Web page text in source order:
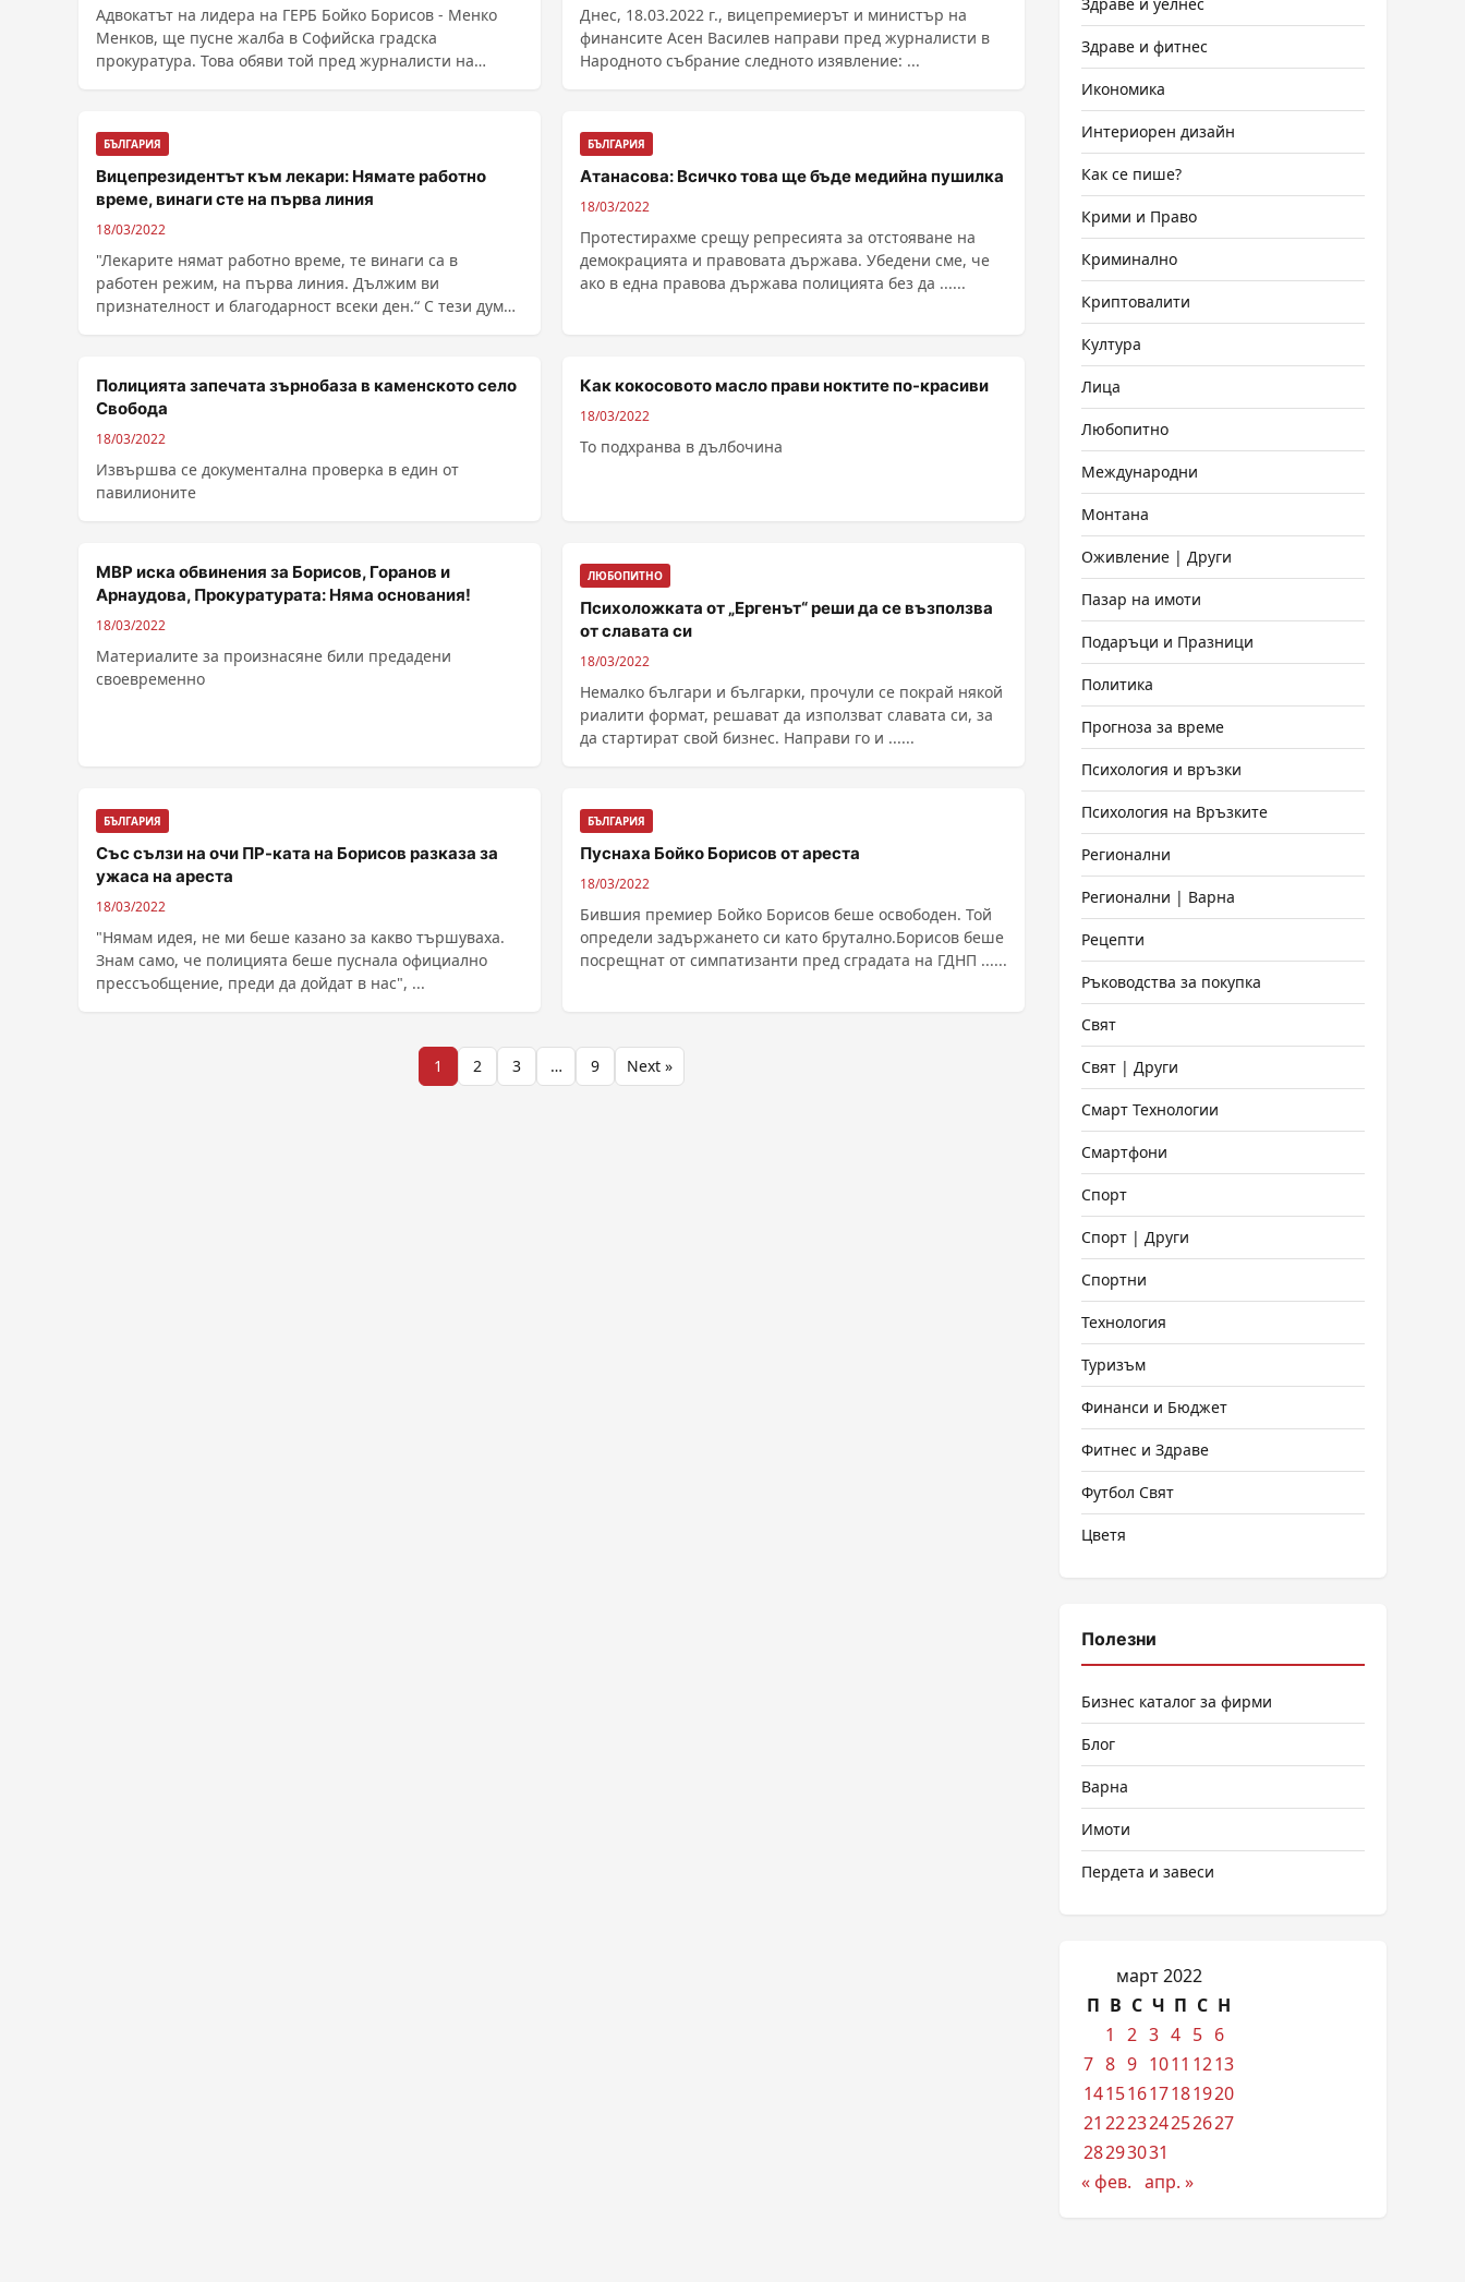
Адвокатът на лидера на ГЕРБ Бойко Борисов - Менко
Менков, ще пусне жалба в Софийска градска
прокуратура. Това обяви той пред журналисти на
Днес, 18.03.2022 г., вицепремиерът и министър на
финансите Асен Василев направи пред журналисти в
Народното събрание следното изявление: ...
БЪЛГАРИЯ
Вицепрезидентът към лекари: Нямате работно
време, винаги сте на първа линия
18/03/2022
"Лекарите нямат работно време, те винаги са в
работен режим, на първа линия. Дължим ви
признателност и благодарност всеки ден.“ С тези думи
БЪЛГАРИЯ
Атанасова: Всичко това ще бъде медийна пушилка
18/03/2022
Протестирахме срещу репресията за отстояване на
демокрацията и правовата държава. Убедени сме, че
ако в една правова държава полицията без да ......
Полицията запечата зърнобаза в каменското село
Свобода
18/03/2022
Извършва се документална проверка в един от
павилионите
Как кокосовото масло прави ноктите по-красиви
18/03/2022
То подхранва в дълбочина
МВР иска обвинения за Борисов, Горанов и
Арнаудова, Прокуратурата: Няма основания!
18/03/2022
Материалите за произнасяне били предадени
своевременно
ЛЮБОПИТНО
Психоложката от „Ергенът“ реши да се възползва
от славата си
18/03/2022
Немалко българи и българки, прочули се покрай някой
риалити формат, решават да използват славата си, за
да стартират свой бизнес. Направи го и ......
БЪЛГАРИЯ
Със сълзи на очи ПР-ката на Борисов разказа за
ужаса на ареста
18/03/2022
"Нямам идея, не ми беше казано за какво тършуваха.
Знам само, че полицията беше пуснала официално
прессъобщение, преди да дойдат в нас", ...
БЪЛГАРИЯ
Пуснаха Бойко Борисов от ареста
18/03/2022
Бившия премиер Бойко Борисов беше освободен. Той
определи задържането си като брутално.Борисов беше
посрещнат от симпатизанти пред сградата на ГДНП ......
1 2 3 … 9 Next »
Здраве и фитнес
Икономика
Интериорен дизайн
Как се пише?
Крими и Право
Криминално
Криптовалити
Култура
Лица
Любопитно
Международни
Монтана
Оживление | Други
Пазар на имоти
Подаръци и Празници
Политика
Прогноза за време
Психология и връзки
Психология на Връзките
Регионални
Регионални | Варна
Рецепти
Ръководства за покупка
Свят
Свят | Други
Смарт Технологии
Смартфони
Спорт
Спорт | Други
Спортни
Технология
Туризъм
Финанси и Бюджет
Фитнес и Здраве
Футбол Свят
Цветя
Полезни
Бизнес каталог за фирми
Блог
Варна
Имоти
Пердета и завеси
март 2022
П В С Ч П С Н
1
2 3 4 5 6
7 8 9 1011 1213
14151617181920
21 222324252627
28293031
« фев. апр. »